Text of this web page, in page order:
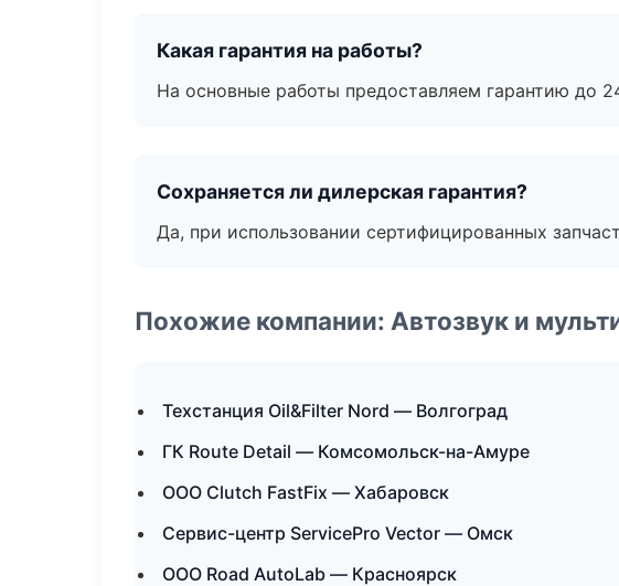
Какая гарантия на работы?
На основные работы предоставляем гарантию до
Сохраняется ли дилерская гарантия?
Да, при использовании сертифицированных
Похожие компании: Автозвук и
Техстанция Oil&Filter Nord — Волгоград
ГК Route Detail — Комсомольск-на-Амуре
ООО Clutch FastFix — Хабаровск
Сервис-центр ServicePro Vector — Омск
ООО Road AutoLab — Красноярск